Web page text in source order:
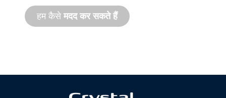
हम कैसेमदद कर सकते हैं